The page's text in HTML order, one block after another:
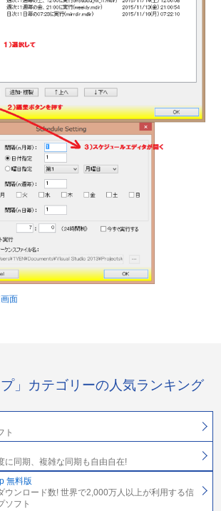
面
プ」カテゴリーの人気ランキング
ト
に同期、複雑な同期も自由自在!
無料版
ウンロード数! 世界で2,000万人以上が利用する信
ソフト